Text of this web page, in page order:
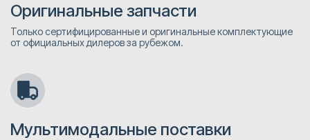
Оригинальные запчасти
Только сертифицированные и оригинальные комплектующие
от официальных дилеров за рубежом.
Мультимодальные поставки